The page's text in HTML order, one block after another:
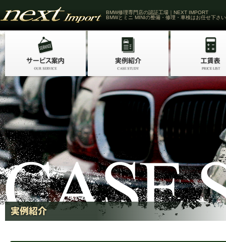
BMW修理専門店の認証工場｜NEXT IMPORT
BMWとミニ MINIの整備・修理・車検はお任せ下さい